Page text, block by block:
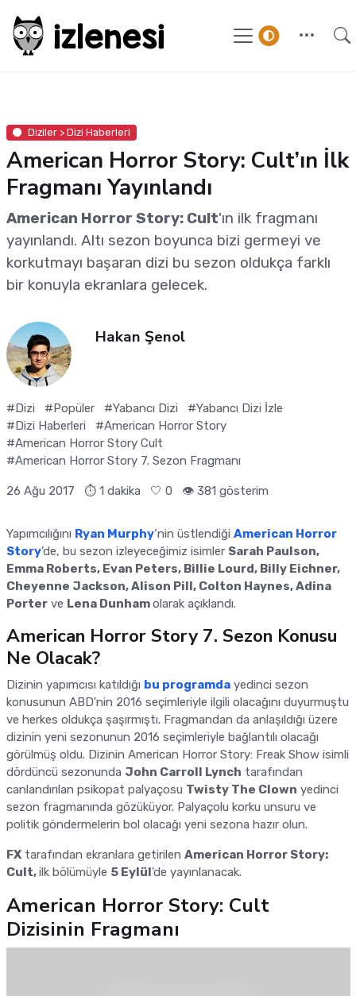
Diziler > Dizi Haberleri
American Horror Story: Cult’ın İlk
Fragmanı Yayınlandı
American Horror Story: Cult'ın ilk fragmanı
yayınlandı. Altı sezon boyunca bizi germeyi ve
korkutmayı başaran dizi bu sezon oldukça farklı
bir konuyla ekranlara gelecek.
Hakan Şenol
26 Ağu 2017 ⏱ 1 dakika 🤍 0 👁️ 381 gösterim
#Dizi #Popüler #Yabancı Dizi
#Yabancı Dizi İzle
#Dizi Haberleri
#American Horror Story
#American Horror Story Cult
#American Horror Story 7. Sezon Fragmanı
Yapımcılığını Ryan Murphy‘nin üstlendiği American Horror
Story’de, bu sezon izleyeceğimiz isimler Sarah Paulson,
Emma Roberts, Evan Peters, Billie Lourd, Billy Eichner,
Cheyenne Jackson, Alison Pill, Colton Haynes, Adina
Porterve Lena Dunhamolarak açıklandı.
American Horror Story 7. Sezon Konusu
Ne Olacak?
Dizinin yapımcısı katıldığı bu programdayedinci sezon
konusunun ABD'nin 2016 seçimleriyle ilgili olacağını duyurmuştu
ve herkes oldukça şaşırmıştı. Fragmandan da anlaşıldığı üzere
dizinin yeni sezonunun 2016 seçimleriyle bağlantılı olacağı
görülmüş oldu. Dizinin American Horror Story: Freak Show isimli
dördüncü sezonunda John Carroll Lynch tarafından
canlandırılan psikopat palyaçosu Twisty The Clown yedinci
sezon fragmanında gözüküyor. Palyaçolu korku unsuru ve
politik göndermelerin bol olacağı yeni sezona hazır olun.
FXtarafından ekranlara getirilen American Horror Story:
Cult,ilk bölümüyle 5 Eylül 'de yayınlanacak.
American Horror Story: Cult
Dizisinin Fragmanı